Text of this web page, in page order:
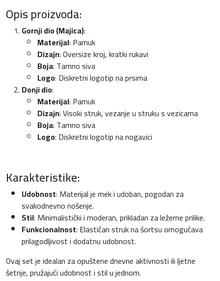
r
e
Opis proizvoda:
Gornji dio (Majica):
Materijal: Pamuk
Dizajn: Oversize kroj, kratki rukavi
Boja: Tamno siva
Logo: Diskretni logotip na prsima
Donji dio:
Materijal: Pamuk
Dizajn: Visoki struk, vezanje u struku s vezicama
Boja: Tamno siva
Logo: Diskretni logotip na nogavici
Karakteristike:
Udobnost: Materijal je mek i udoban, pogodan za
svakodnevno nošenje.
Stil: Minimalistički i moderan, prikladan za ležerne prilike.
Funkcionalnost: Elastičan struk na šortsu omogućava
prilagodljivost i dodatnu udobnost.
Ovaj set je idealan za opuštene dnevne aktivnosti ili ljetne
šetnje, pružajući udobnost i stil u jednom.